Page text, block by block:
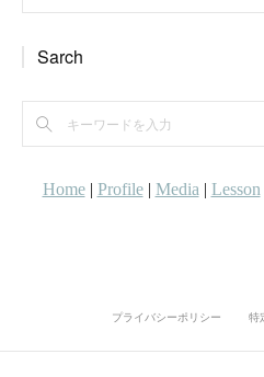
Sarch
プライバシーポリシー 特